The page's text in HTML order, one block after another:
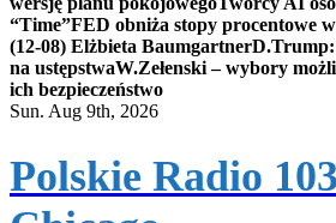
“Time”FED obniża stopy procentowe
(12-08) Elżbieta BaumgartnerD.Trump:
na ustępstwaW.Zełenski – wybory
ich bezpieczeństwo
Sun. Aug 9th, 2026
Polskie Radio